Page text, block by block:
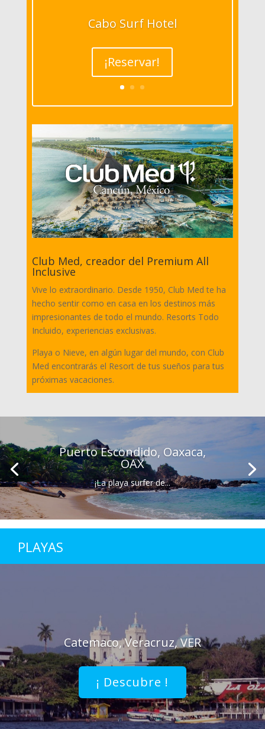
Cabo Surf Hotel
¡Reservar!
Club Med, creador del Premium All
Inclusive
Vive lo extraordinario. Desde 1950, Club Med te ha
hecho sentir como en casa en los destinos más
impresionantes de todo el mundo. Resorts Todo
Incluido, experiencias exclusivas.
Playa o Nieve, en algún lugar del mundo, con Club
Med encontrarás el Resort de tus sueños para tus
próximas vacaciones.
Puerto Escondido, Oaxaca,
OAX
¡La playa surfer de...
PLAYAS
Catemaco, Veracruz, VER
¡ Descubre !